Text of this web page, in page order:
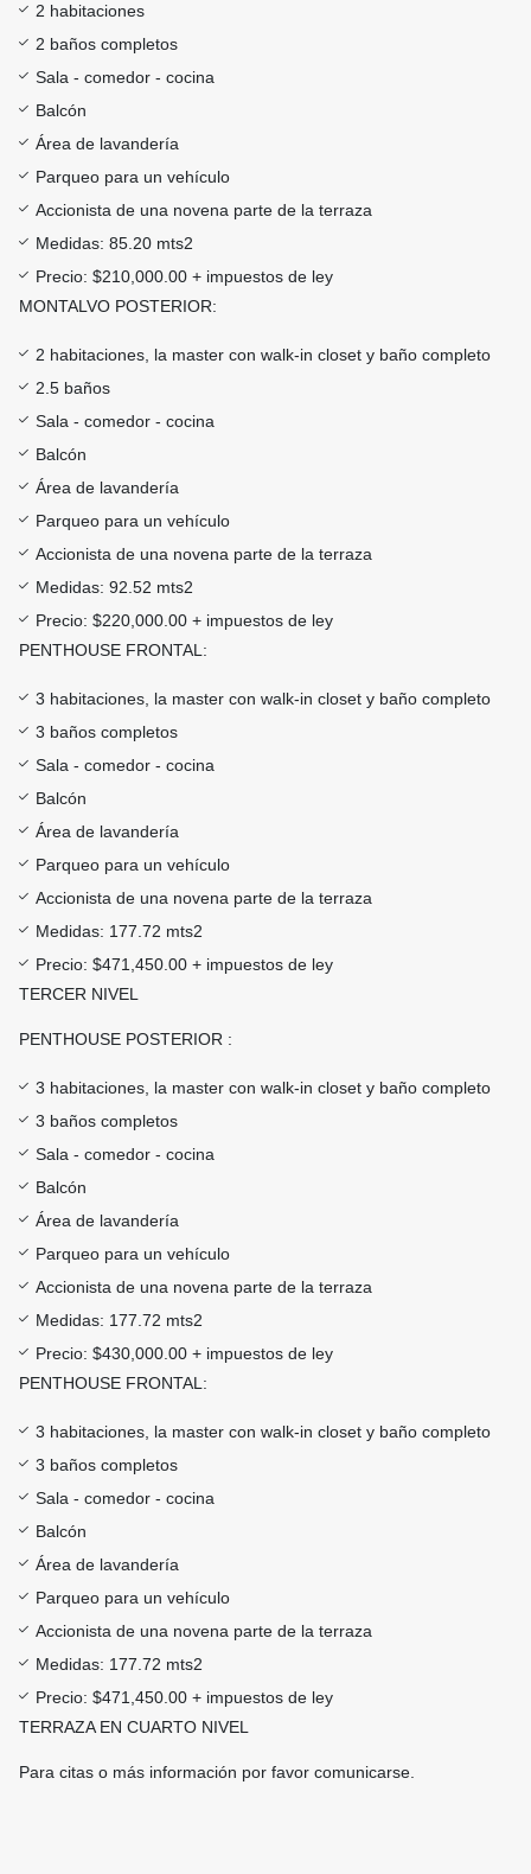
2 habitaciones
2 baños completos
Sala - comedor - cocina
Balcón
Área de lavandería
Parqueo para un vehículo
Accionista de una novena parte de la terraza
Medidas: 85.20 mts2
Precio: $210,000.00 + impuestos de ley
MONTALVO POSTERIOR:
2 habitaciones, la master con walk-in closet y baño completo
2.5 baños
Sala - comedor - cocina
Balcón
Área de lavandería
Parqueo para un vehículo
Accionista de una novena parte de la terraza
Medidas: 92.52 mts2
Precio: $220,000.00 + impuestos de ley
PENTHOUSE FRONTAL:
3 habitaciones, la master con walk-in closet y baño completo
3 baños completos
Sala - comedor - cocina
Balcón
Área de lavandería
Parqueo para un vehículo
Accionista de una novena parte de la terraza
Medidas: 177.72 mts2
Precio: $471,450.00 + impuestos de ley
TERCER NIVEL
PENTHOUSE POSTERIOR :
3 habitaciones, la master con walk-in closet y baño completo
3 baños completos
Sala - comedor - cocina
Balcón
Área de lavandería
Parqueo para un vehículo
Accionista de una novena parte de la terraza
Medidas: 177.72 mts2
Precio: $430,000.00 + impuestos de ley
PENTHOUSE FRONTAL:
3 habitaciones, la master con walk-in closet y baño completo
3 baños completos
Sala - comedor - cocina
Balcón
Área de lavandería
Parqueo para un vehículo
Accionista de una novena parte de la terraza
Medidas: 177.72 mts2
Precio: $471,450.00 + impuestos de ley
TERRAZA EN CUARTO NIVEL
Para citas o más información por favor comunicarse.